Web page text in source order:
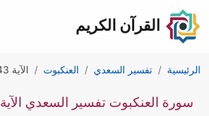
القرآن الكريم
الرئيسية تفسير السعدي العنكبوت الآية 43
سورة العنكبوت تفسير السعدي الآية 43